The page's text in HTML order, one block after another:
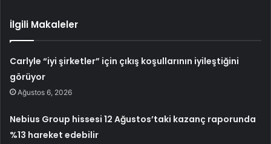
İlgili Makaleler
Carlyle “iyi şirketler” için çıkış koşullarının iyileştiğini
görüyor
Ağustos 6, 2026
Nebius Group hissesi 12 Ağustos’taki kazanç raporunda
%13 hareket edebilir